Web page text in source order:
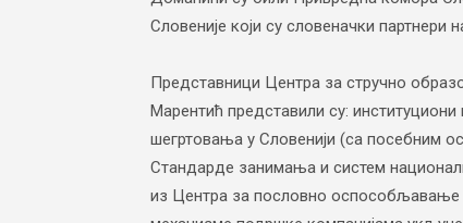
Словеније који су словеначки партнери
Представници Центра за стручно
Марентић представили су:
шегртовања у Словенији (са посебним
Стандарде занимања и систем
из Центра за пословно оспособљавање